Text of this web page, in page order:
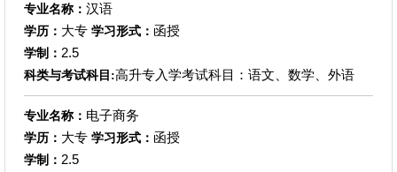
专业名称： 汉语
学历： 大专 学习形式： 函授
学制： 2.5
科类与考试科目:高升专入学考试科目：语文、数学、外语
专业名称： 电子商务
学历： 大专 学习形式： 函授
学制： 2.5